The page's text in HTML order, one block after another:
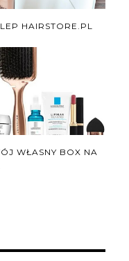
HAIRSTORE.PL
WŁASNY BOX NA